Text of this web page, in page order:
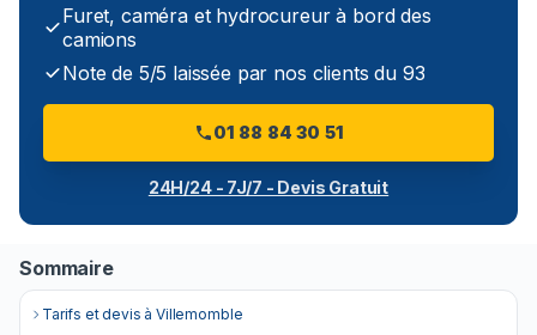
Furet, caméra et hydrocureur à bord des
camions
Note de 5/5 laissée par nos clients du 93
01 88 84 30 51
24H/24 - 7J/7 - Devis Gratuit
Sommaire
Tarifs et devis à Villemomble